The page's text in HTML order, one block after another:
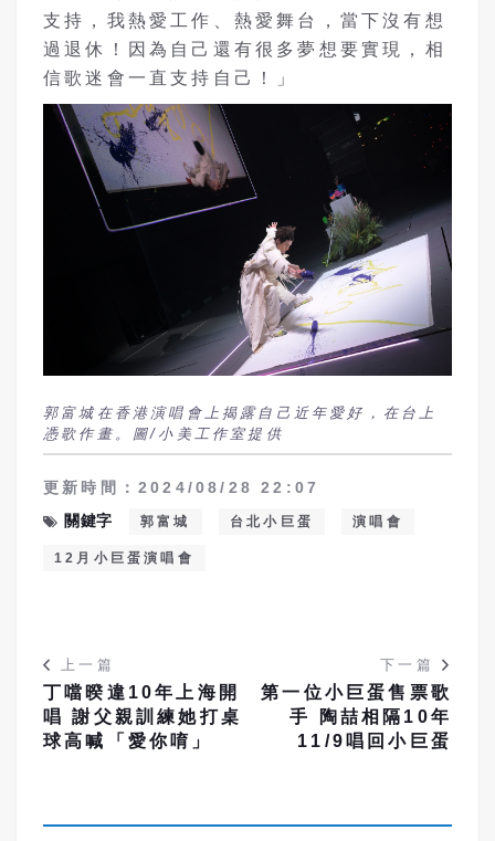
支持，我熱愛工作、熱愛舞台，當下沒有想
過退休！因為自己還有很多夢想要實現，相
信歌迷會一直支持自己！」
郭富城在香港演唱會上揭露自己近年愛好，在台上
憑歌作畫。圖/小美工作室提供
更新時間：2024/08/28 22:07
關鍵字
郭富城 台北小巨蛋 演唱會
12月小巨蛋演唱會
上一篇
丁噹暌違10年上海開
唱 謝父親訓練她打桌
球高喊「愛你唷」
下一篇
第一位小巨蛋售票歌
手 陶喆相隔10年
11/9唱回小巨蛋